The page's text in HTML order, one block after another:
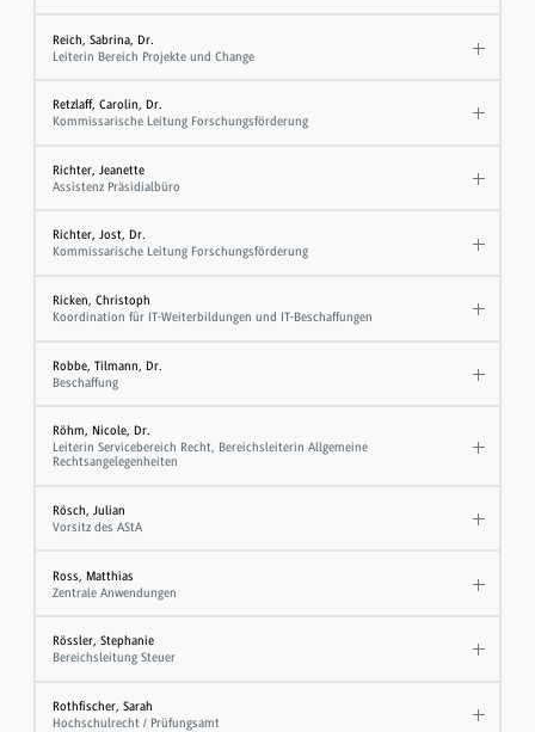
Reich, Sabrina, Dr.
Leiterin Bereich Projekte und Change
Retzlaff, Carolin, Dr.
Kommissarische Leitung Forschungsförderung
Richter, Jeanette
Assistenz Präsidialbüro
Richter, Jost, Dr.
Kommissarische Leitung Forschungsförderung
Ricken, Christoph
Koordination für IT-Weiterbildungen und IT-Beschaffungen
Robbe, Tilmann, Dr.
Beschaffung
Röhm, Nicole, Dr.
Leiterin Servicebereich Recht, Bereichsleiterin Allgemeine
Rechtsangelegenheiten
Rösch, Julian
Vorsitz des AStA
Ross, Matthias
Zentrale Anwendungen
Rössler, Stephanie
Bereichsleitung Steuer
Rothfischer, Sarah
Hochschulrecht / Prüfungsamt